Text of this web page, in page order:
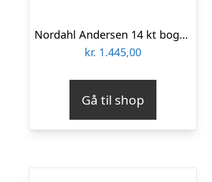
Nordahl Andersen 14 kt bogstav F
kr. 1.445,00
Gå til shop